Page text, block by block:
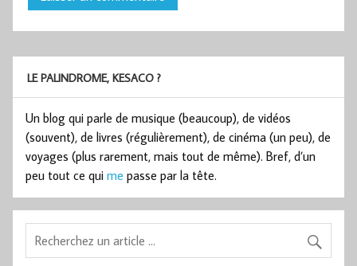
LE PALINDROME, KESACO ?
Un blog qui parle de musique (beaucoup), de vidéos
(souvent), de livres (régulièrement), de cinéma (un peu), de
voyages (plus rarement, mais tout de même). Bref, d’un
peu tout ce qui me passe par la tête.